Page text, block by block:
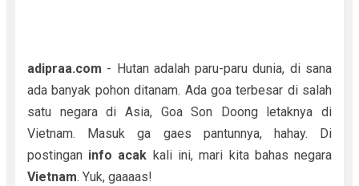
adipraa.com - Hutan adalah paru-paru dunia, di sana
ada banyak pohon ditanam. Ada goa terbesar di salah
satu negara di Asia, Goa Son Doong letaknya di
Vietnam. Masuk ga gaes pantunnya, hahay. Di
postingan info acak kali ini, mari kita bahas negara
Vietnam. Yuk, gaaaas!